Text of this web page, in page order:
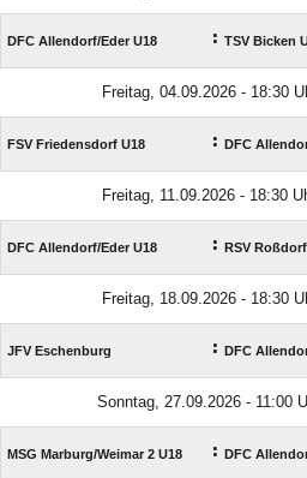
DFC Allendorf/​Eder U18 : TSV Bicken
Freitag, 04.09.2026 - 18:30
FSV Friedensdorf U18 : DFC
Freitag, 11.09.2026 - 18:30
DFC Allendorf/​Eder U18 : RSV
Freitag, 18.09.2026 - 18:30
JFV Eschenburg : DFC
Sonntag, 27.09.2026 - 11:00
MSG Marburg/​Weimar 2 U18 : DFC